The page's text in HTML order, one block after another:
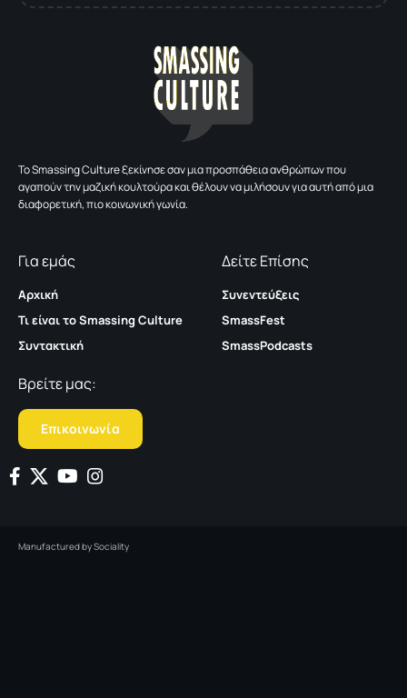
To Smassing Culture ξεκίνησε σαν μια προσπάθεια ανθρώπων που
αγαπούν την μαζική κουλτούρα και θέλουν να μιλήσουν για αυτή από μια
διαφορετική, πιο κοινωνική γωνία.
Για εμάς
Αρχική
Τι είναι το Smassing Culture
Συντακτική
Δείτε Επίσης
Συνεντεύξεις
SmassFest
SmassPodcasts
Βρείτε μας:
Επικοινωνία
Manufactured bySociality